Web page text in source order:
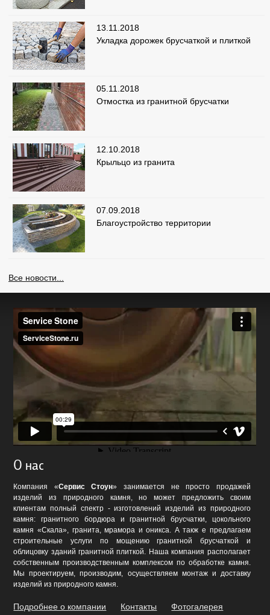
13.11.2018
Укладка дорожек брусчаткой и плиткой
05.11.2018
Отмостка из гранитной брусчатки
12.10.2018
Крыльцо из гранита
07.09.2018
Благоустройство территории
Все новости...
О нас
Компания «Сервис Стоун» занимается не просто продажей
изделий из природного камня, но может предложить своим
клиентам полный спектр - изготовлений изделий из природного
камня: гранитного бордюра и гранитной брусчатки, цокольного
камня «Скала», гранита, мрамора и оникса. А такж е предлагаем
строительные услуги по мощению гранитной брусчаткой и
облицовку зданий гранитной плиткой. Наша компания располагает
собственным производственным комплексом по обработке камня.
Мы проектируем, производим, осуществляем монтаж и доставку
изделий из природного камня.
Подробнее о компании Контакты Фотогалерея